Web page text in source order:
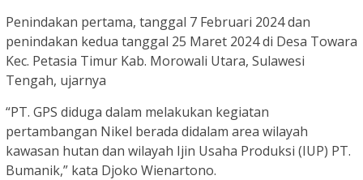
Penindakan pertama, tanggal 7 Februari 2024 dan
penindakan kedua tanggal 25 Maret 2024 di Desa Towara
Kec. Petasia Timur Kab. Morowali Utara, Sulawesi
Tengah, ujarnya
“PT. GPS diduga dalam melakukan kegiatan
pertambangan Nikel berada didalam area wilayah
kawasan hutan dan wilayah Ijin Usaha Produksi (IUP) PT.
Bumanik,” kata Djoko Wienartono.